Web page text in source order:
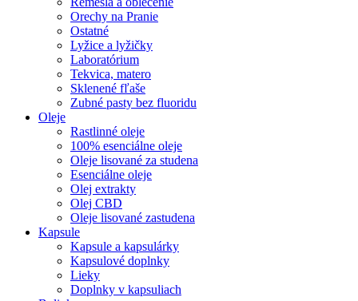
Orechy na Pranie
Ostatné
Lyžice a lyžičky
Laboratórium
Tekvica, matero
Sklenené fľaše
Zubné pasty bez fluoridu
Oleje
Rastlinné oleje
100% esenciálne oleje
Oleje lisované za studena
Esenciálne oleje
Olej extrakty
Olej CBD
Oleje lisované zastudena
Kapsule
Kapsule a kapsulárky
Kapsulové doplnky
Lieky
Doplnky v kapsuliach